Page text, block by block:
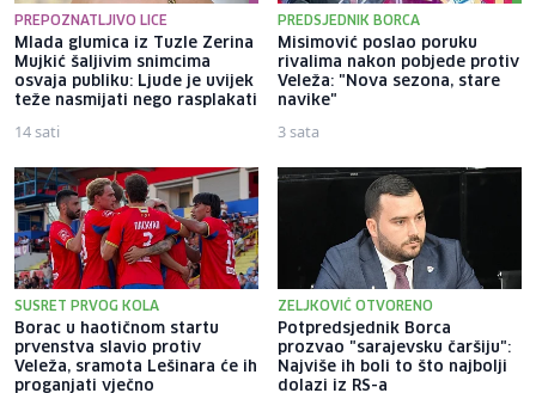
PREPOZNATLJIVO LICE
Mlada glumica iz Tuzle Zerina
Mujkić šaljivim snimcima
osvaja publiku: Ljude je uvijek
teže nasmijati nego rasplakati
14 sati
PREDSJEDNIK BORCA
Misimović poslao poruku
rivalima nakon pobjede protiv
Veleža: "Nova sezona, stare
navike"
3 sata
SUSRET PRVOG KOLA
Borac u haotičnom startu
prvenstva slavio protiv
Veleža, sramota Lešinara će ih
proganjati vječno
ZELJKOVIĆ OTVORENO
Potpredsjednik Borca
prozvao "sarajevsku čaršiju":
Najviše ih boli to što najbolji
dolazi iz RS-a